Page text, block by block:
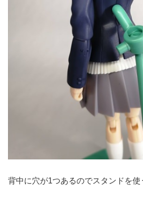
背中に穴が1つあるのでスタンドを使